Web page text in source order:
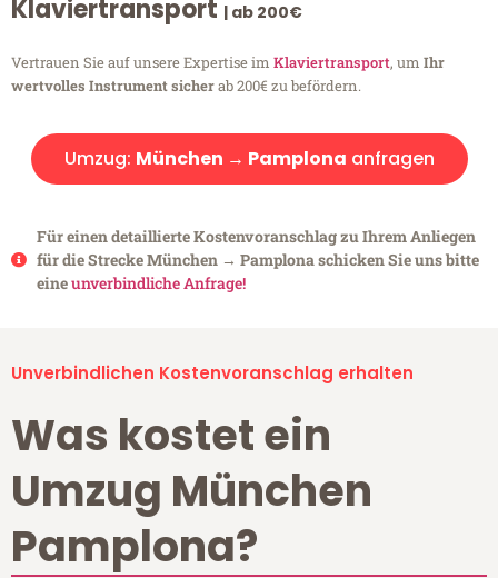
Klaviertransport | ab 200€
Vertrauen Sie auf unsere Expertise im Klaviertransport, um Ihr
wertvolles Instrument sicherab 200€ zu befördern.
Umzug: München → Pamplona anfragen
Für einen detaillierte Kostenvoranschlag zu Ihrem Anliegen
für die Strecke München → Pamplona schicken Sie uns bitte
eineunverbindliche Anfrage!
Unverbindlichen Kostenvoranschlag erhalten
Was kostet ein
Umzug München
Pamplona?